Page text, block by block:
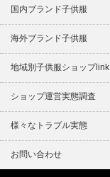
国内ブランド子供服
海外ブランド子供服
地域別子供服ショップlink
ショップ運営実態調査
様々なトラブル実態
お問い合わせ